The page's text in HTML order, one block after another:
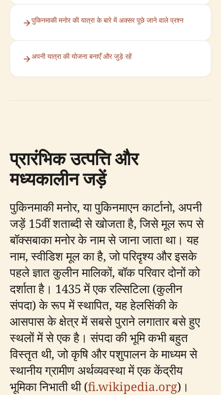
पुकिनमाकी मनोर की यात्रा के बारे में अक्सर पूछे जाने वाले प्रश्न
अपनी यात्रा की योजना बनाएँ और जुड़े रहें
प्रारंभिक उत्पत्ति और
मध्यकालीन जड़ें
पुकिनमाकी मनोर, या पुकिनमाएन कार्टानो, अपनी
जड़ें 15वीं शताब्दी से खोजता है, जिसे मूल रूप से
बॉक्सबाका मनोर के नाम से जाना जाता था। यह
नाम, स्वीडिश मूल का है, जो परिदृश्य और इसके
पहले ज्ञात कुलीन मालिकों, बॉक परिवार दोनों को
दर्शाता है। 1435 में एक रल्सिटिला (कुलीन
संपदा) के रूप में स्थापित, यह हेलसिंकी के
आसपास के क्षेत्र में सबसे पुराने लगातार बसे हुए
स्थलों में से एक है। संपदा की भूमि कभी बहुत
विस्तृत थी, जो कृषि और पशुपालन के माध्यम से
स्थानीय ग्रामीण अर्थव्यवस्था में एक केंद्रीय
भूमिका निभाती थी (fi.wikipedia.org)।